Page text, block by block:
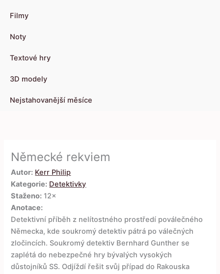
Filmy
Noty
Textové hry
3D modely
Nejstahovanější měsíce
Německé rekviem
Autor: Kerr Philip
Kategorie: Detektivky
Staženo: 12×
Anotace:
Detektivní příběh z nelítostného prostředí poválečného
Německa, kde soukromý detektiv pátrá po válečných
zločincích. Soukromý detektiv Bernhard Gunther se
zaplétá do nebezpečné hry bývalých vysokých
důstojníků SS. Odjíždí řešit svůj případ do Rakouska